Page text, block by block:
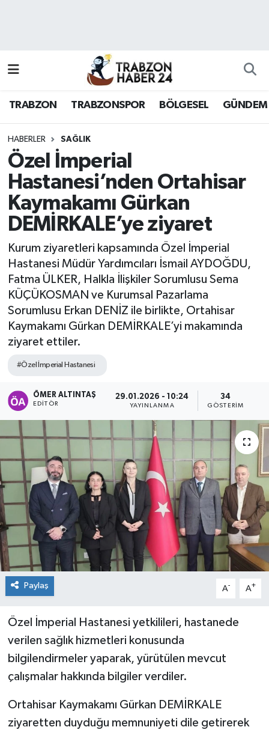
TRABZON TRABZONSPOR BÖLGESEL GÜNDEM
HABERLER SAĞLIK
Özel İmperial
Hastanesi’nden Ortahisar
Kaymakamı Gürkan
DEMİRKALE’ye ziyaret
Kurum ziyaretleri kapsamında Özel İmperial
Hastanesi Müdür Yardımcıları İsmail AYDOĞDU,
Fatma ÜLKER, Halkla İlişkiler Sorumlusu Sema
KÜÇÜKOSMAN ve Kurumsal Pazarlama
Sorumlusu Erkan DENİZ ile birlikte, Ortahisar
Kaymakamı Gürkan DEMİRKALE’yi makamında
ziyaret ettiler.
#Özel İmperial Hastanesi
ÖMER ALTINTAŞ
EDITÖR
29.01.2026 - 10:24
YAYINLANMA
34
GÖSTERIM
Paylaş A- A+
Özel İmperial Hastanesi yetkilileri, hastanede
verilen sağlık hizmetleri konusunda
bilgilendirmeler yaparak, yürütülen mevcut
çalışmalar hakkında bilgiler verdiler.
Ortahisar Kaymakamı Gürkan DEMİRKALE
ziyaretten duyduğu memnuniyeti dile getirerek
Hava Durumu
Namaz Vakitleri
Trafik Durumu
Süper Lig Puan Durumu ve Fikstür
Tüm Manşetler
Son Dakika Haberleri
Haber Arşivi